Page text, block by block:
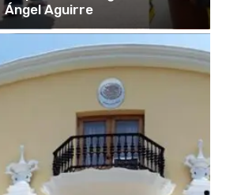
Ángel Aguirre